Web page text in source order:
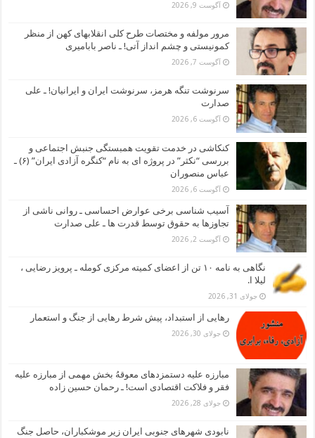
آگوست 9, 2026
مرور مولفه و مختصات طرح کلی انقلابهای کهن از منظر
کمونیستی و چشم انداز آتی! ـ ناصر بابامیری
آگوست 7, 2026
سرنوشت تنگه هرمز، سرنوشت ایران و ایرانیان! ـ علی
صدارت
آگوست 6, 2026
کنکاشی در خدمت تقویت همبستگی جنبش اجتماعی و
بررسی “نکثر” در پروژه ای به نام “کنگره آزادی ایران” (۶) ـ
عباس منصوران
آگوست 6, 2026
آسیب شناسی برخی عوارض احساسی ـ روانی ناشی از
تجاوزها به حقوق توسط قدرت ها ـ علی صدارت
آگوست 2, 2026
نگاهی به نامه ۱۰ تن از اعضای کمیته مرکزی کومله ـ پرویز رضایی ،
لیلا ا.
جولای 31, 2026
رهایی از استبداد، پیش شرط رهایی از جنگ و استعمار
جولای 30, 2026
مبارزه علیه دستمزدهای معوقهُ بخش مهمی از مبارزه علیه
فقر و فلاکت اقتصادی است! ـ رحمان حسین زاده
جولای 28, 2026
نابودی شهرهای جنوبی ایران زیر موشکباران، حاصل جنگ